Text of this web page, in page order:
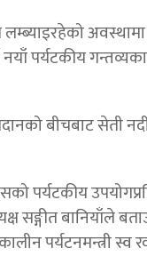
पर्यटकीय
बीचबाट सेती
पर्यटकीय
सङ्गीत बानियाँले
पर्यटनमन्त्री स्व